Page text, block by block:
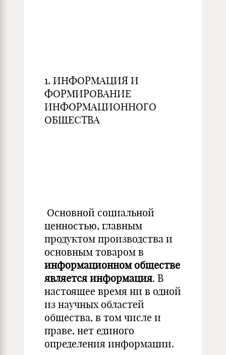
1. ИНФОРМАЦИЯ И
ФОРМИРОВАНИЕ
ИНФОРМАЦИОННОГО
ОБЩЕСТВА
Основной социальной
ценностью, главным
продуктом производства и
основным товаром в
информационном обществе
является информация. В
настоящее время ни в одной
из научных областей
общества, в том числе и
праве, нет единого
определения информации.